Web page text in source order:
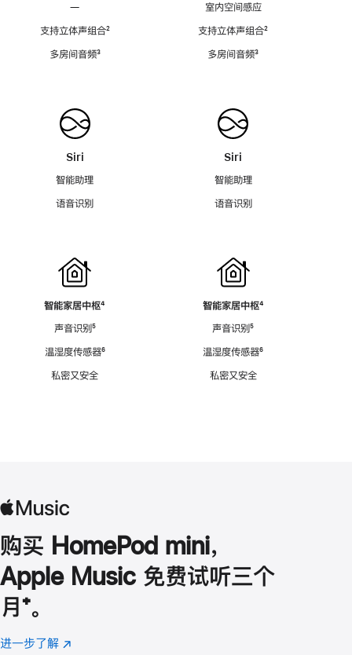
—
支持立体声组合脚
²
多房间音频脚
³
Siri
智能助理
语音识别
智能家居中枢脚
⁴
声音识别脚
⁵
温湿度传感器脚
⁶
私密又安全
室内空间感应
支持立体声组合脚
²
多房间音频脚
³
Siri
智能助理
语音识别
智能家居中枢脚
⁴
声音识别脚
⁵
温湿度传感器脚
⁶
私密又安全
购买 HomePod mini，
Apple Music 免费试听三个
月 脚
注
⁺。
进一步了解 Apple
(在